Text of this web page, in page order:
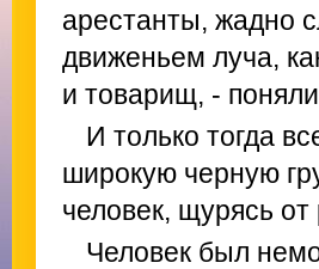
арестанты, жадно
движеньем луча,
и товарищ, -
И только тогда
широкую черную
человек, щурясь от
Человек был